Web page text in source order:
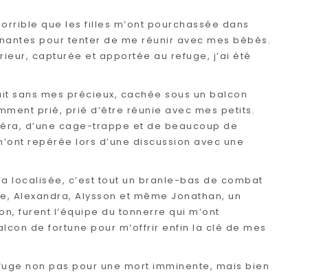
que les filles m’ont pourchassée dans
pour tenter de me réunir avec mes bébés.
capturée et apportée au refuge, j’ai été
sans mes précieux, cachée sous un balcon
prié, prié d’être réunie avec mes petits.
d’une cage-trappe et de beaucoup de
repérée lors d’une discussion avec une
localisée, c’est tout un branle-bas de combat
Alexandra, Alysson et même Jonathan, un
furent l’équipe du tonnerre qui m’ont
de fortune pour m’offrir enfin la clé de mes
non pas pour une mort imminente, mais bien